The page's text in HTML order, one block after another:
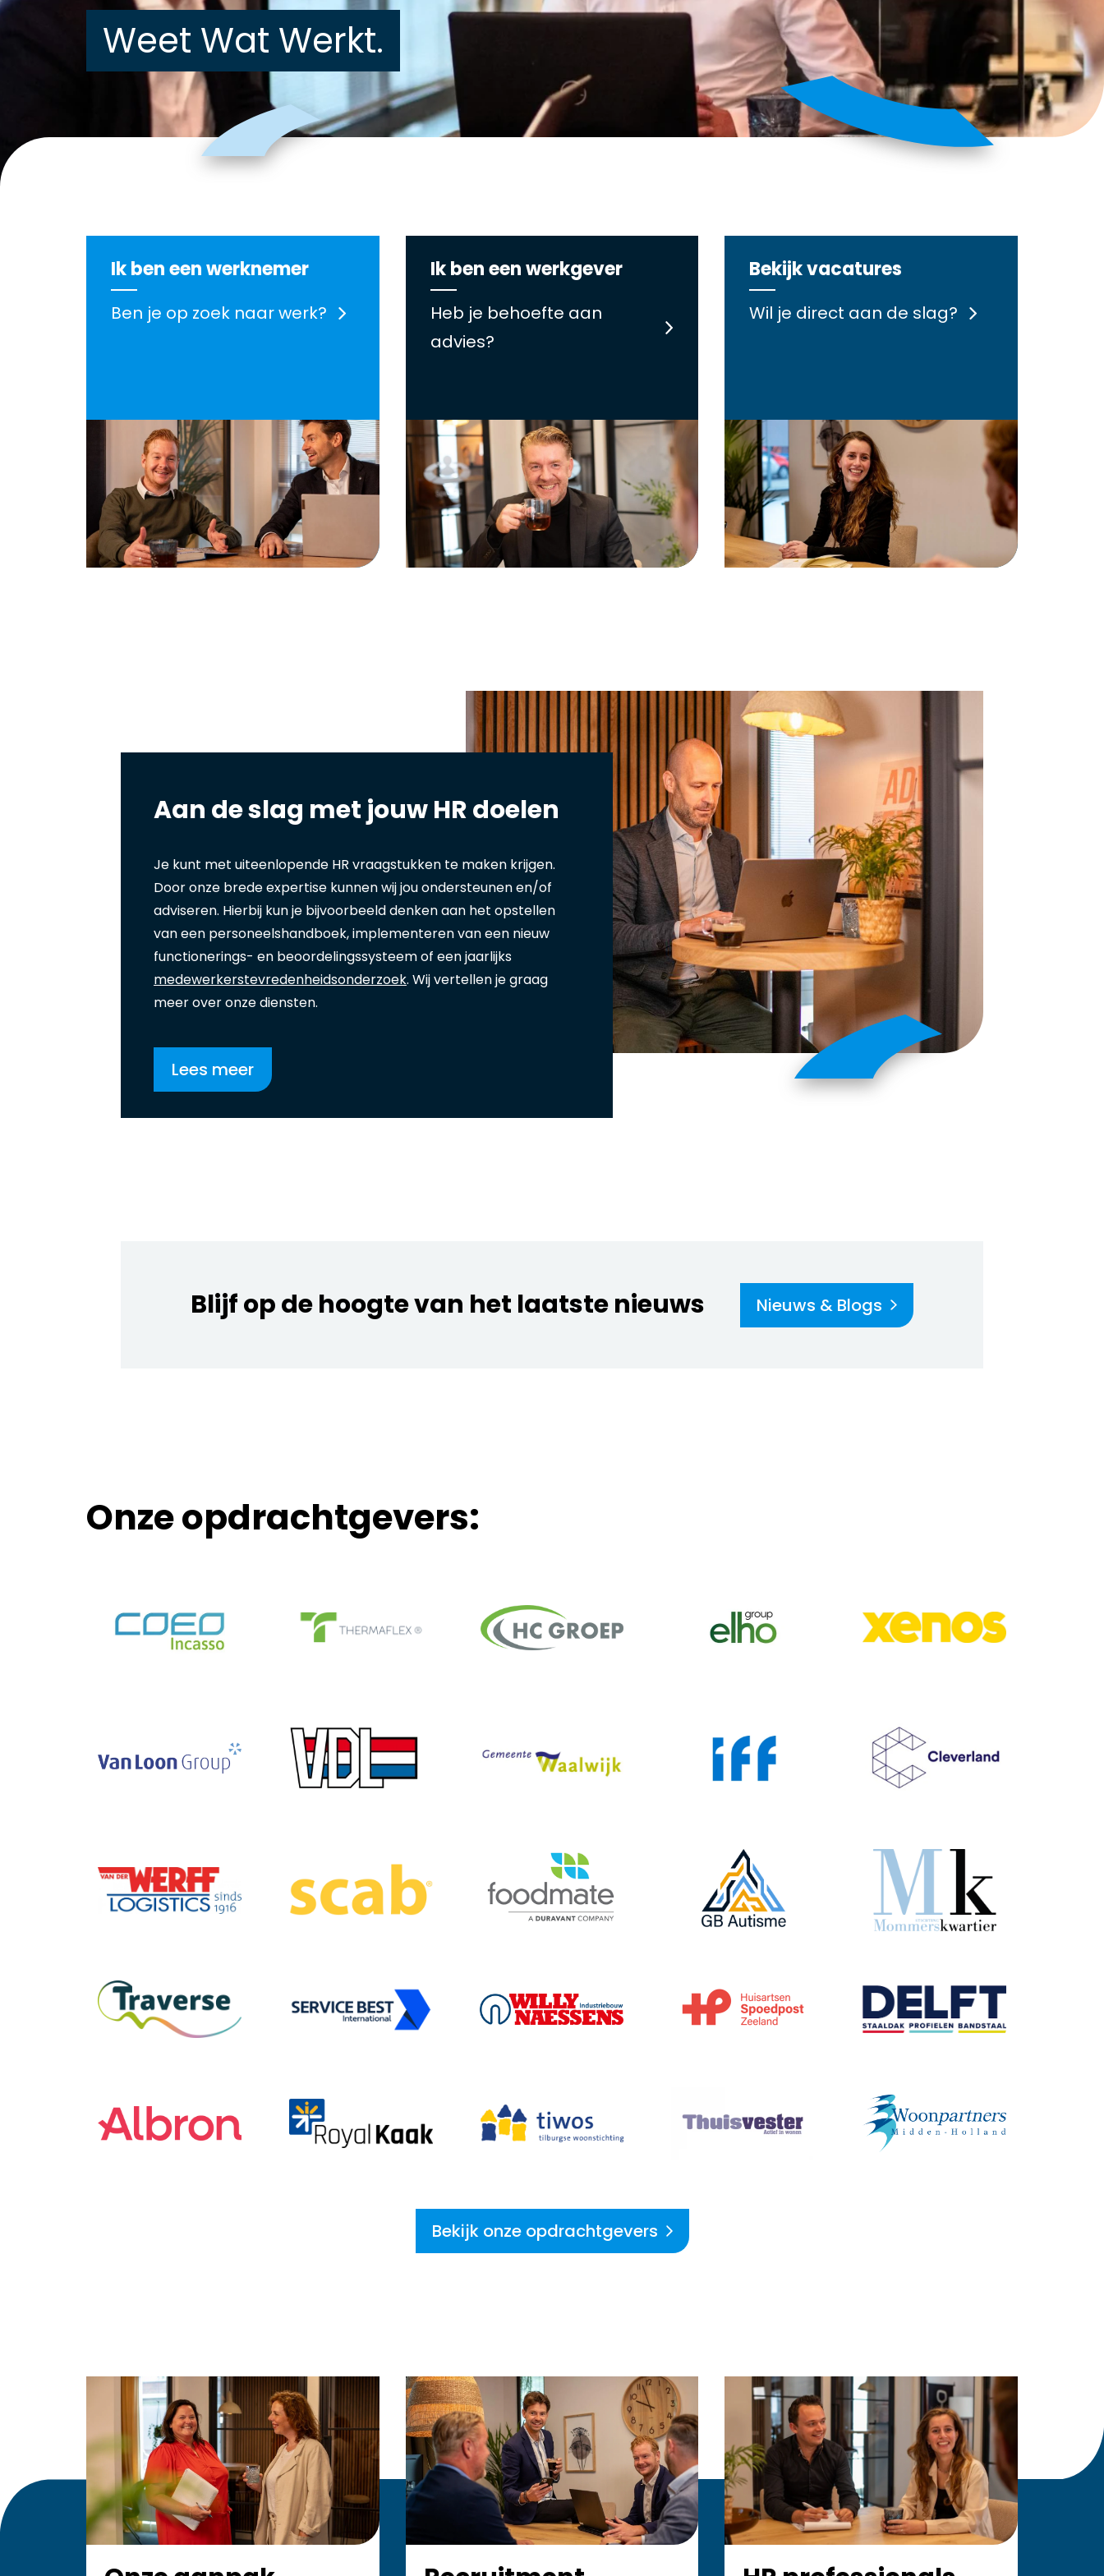
Weet Wat Werkt.
Ik ben een werknemer
Ben je op zoek naar werk?
Ik ben een werkgever
Heb je behoefte aan
advies?
Bekijk vacatures
Wil je direct aan de slag?
Aan de slag met jouw HR doelen
Je kunt met uiteenlopende HR vraagstukken te maken krijgen.
Door onze brede expertise kunnen wij jou ondersteunen en/of
adviseren. Hierbij kun je bijvoorbeeld denken aan het opstellen
van een personeelshandboek, implementeren van een nieuw
functionerings- en beoordelingssysteem of een jaarlijks
medewerkerstevredenheidsonderzoek. Wij vertellen je graag
meer over onze diensten.
Lees meer
Blijf op de hoogte van het laatste nieuws Nieuws & Blogs
Onze opdrachtgevers:
Bekijk onze opdrachtgevers